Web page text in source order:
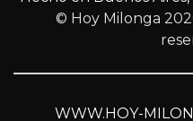
© Hoy Milonga
WWW.HOY-